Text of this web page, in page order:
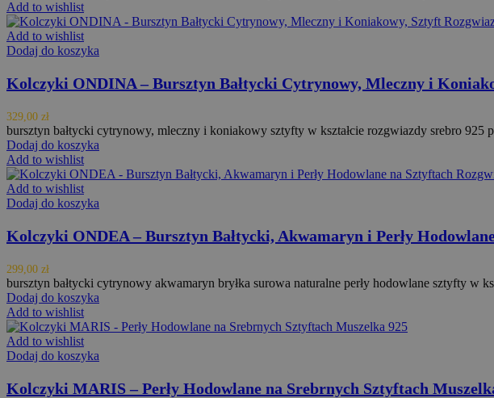
Add to wishlist
Add to wishlist
Dodaj do koszyka
Kolczyki ONDINA – Bursztyn Bałtycki Cytrynowy, Mleczny i
329,00 zł
bursztyn bałtycki cytrynowy, mleczny i koniakowy sztyfty w kształcie rozgwiazdy srebro 925
Dodaj do koszyka
Add to wishlist
Add to wishlist
Dodaj do koszyka
Kolczyki ONDEA – Bursztyn Bałtycki, Akwamaryn i Perły
299,00 zł
bursztyn bałtycki cytrynowy akwamaryn bryłka surowa naturalne perły hodowlane sztyfty w
Dodaj do koszyka
Add to wishlist
Add to wishlist
Dodaj do koszyka
Kolczyki MARIS – Perły Hodowlane na Srebrnych Sztyftach